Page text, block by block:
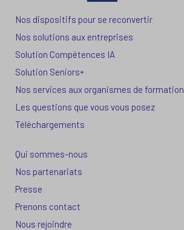
Nos dispositifs pour se reconvertir
Nos solutions aux entreprises
Solution Compétences IA
Solution Seniors+
Nos services aux organismes de formation
Les questions que vous vous posez
Téléchargements
Qui sommes-nous
Nos partenariats
Presse
Prenons contact
Nous rejoindre